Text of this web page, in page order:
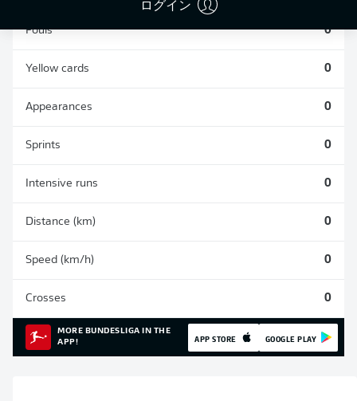
ログイン
Fouls 0
Yellow cards 0
Appearances 0
Sprints 0
Intensive runs 0
Distance (km) 0
Speed (km/h) 0
Crosses 0
MORE BUNDESLIGA IN THE
APP!
APP STORE GOOGLE PLAY